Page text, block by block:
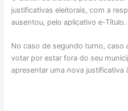
justificativas eleitorais, com a
ausentou, pelo aplicativo e-Título.
No caso de segundo turno, caso
votar por estar fora do seu
apresentar uma nova justificativa